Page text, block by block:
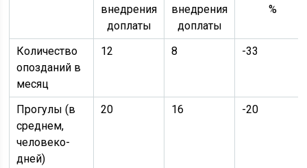
внедрения
доплаты
внедрения
доплаты
%
Количество
опозданий в
месяц
12 8 -33
Прогулы (в
среднем,
человеко-
дней)
20 16 -20